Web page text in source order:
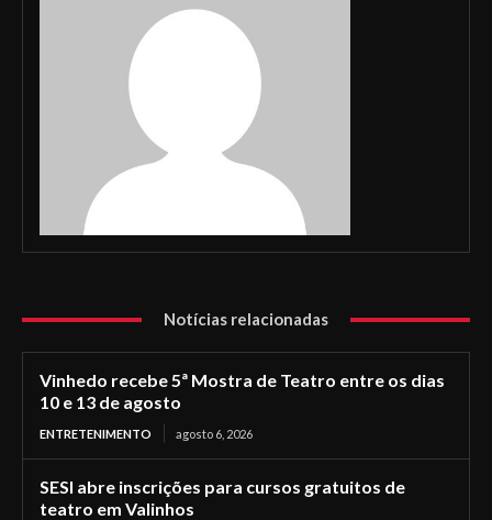
Notícias relacionadas
Vinhedo recebe 5ª Mostra de Teatro entre os dias
10 e 13 de agosto
ENTRETENIMENTO agosto 6, 2026
SESI abre inscrições para cursos gratuitos de
teatro em Valinhos